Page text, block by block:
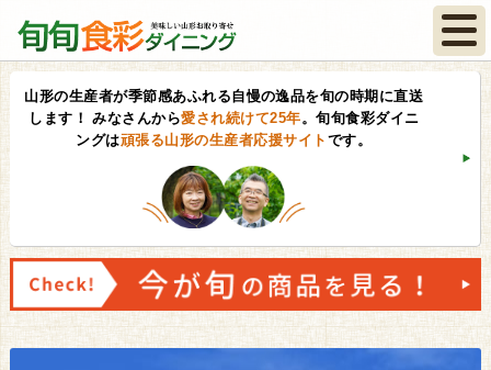
山形の生産者が季節感あふれる自慢の逸品を旬の時期に直送
します！ みなさんから愛され続けて25年。旬旬食彩ダイニ
ングは頑張る山形の生産者応援サイト です。